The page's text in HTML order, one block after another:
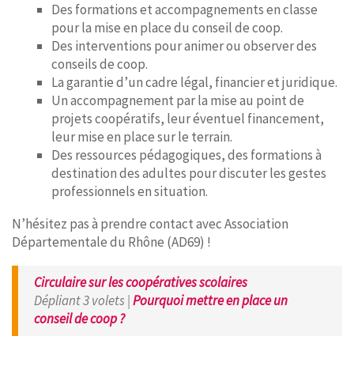
Des formations et accompagnements en classe
pour la mise en place du conseil de coop.
Des interventions pour animer ou observer des
conseils de coop.
La garantie d’un cadre légal, financier et juridique.
Un accompagnement par la mise au point de
projets coopératifs, leur éventuel financement,
leur mise en place sur le terrain.
Des ressources pédagogiques, des formations à
destination des adultes pour discuter les gestes
professionnels en situation.
N’hésitez pas à prendre contact avec Association
Départementale du Rhône (AD69) !
Circulaire sur les coopératives scolaires
Dépliant 3 volets |Pourquoi mettre en place un
conseil de coop ?